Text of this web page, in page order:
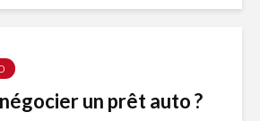
un prêt auto ?